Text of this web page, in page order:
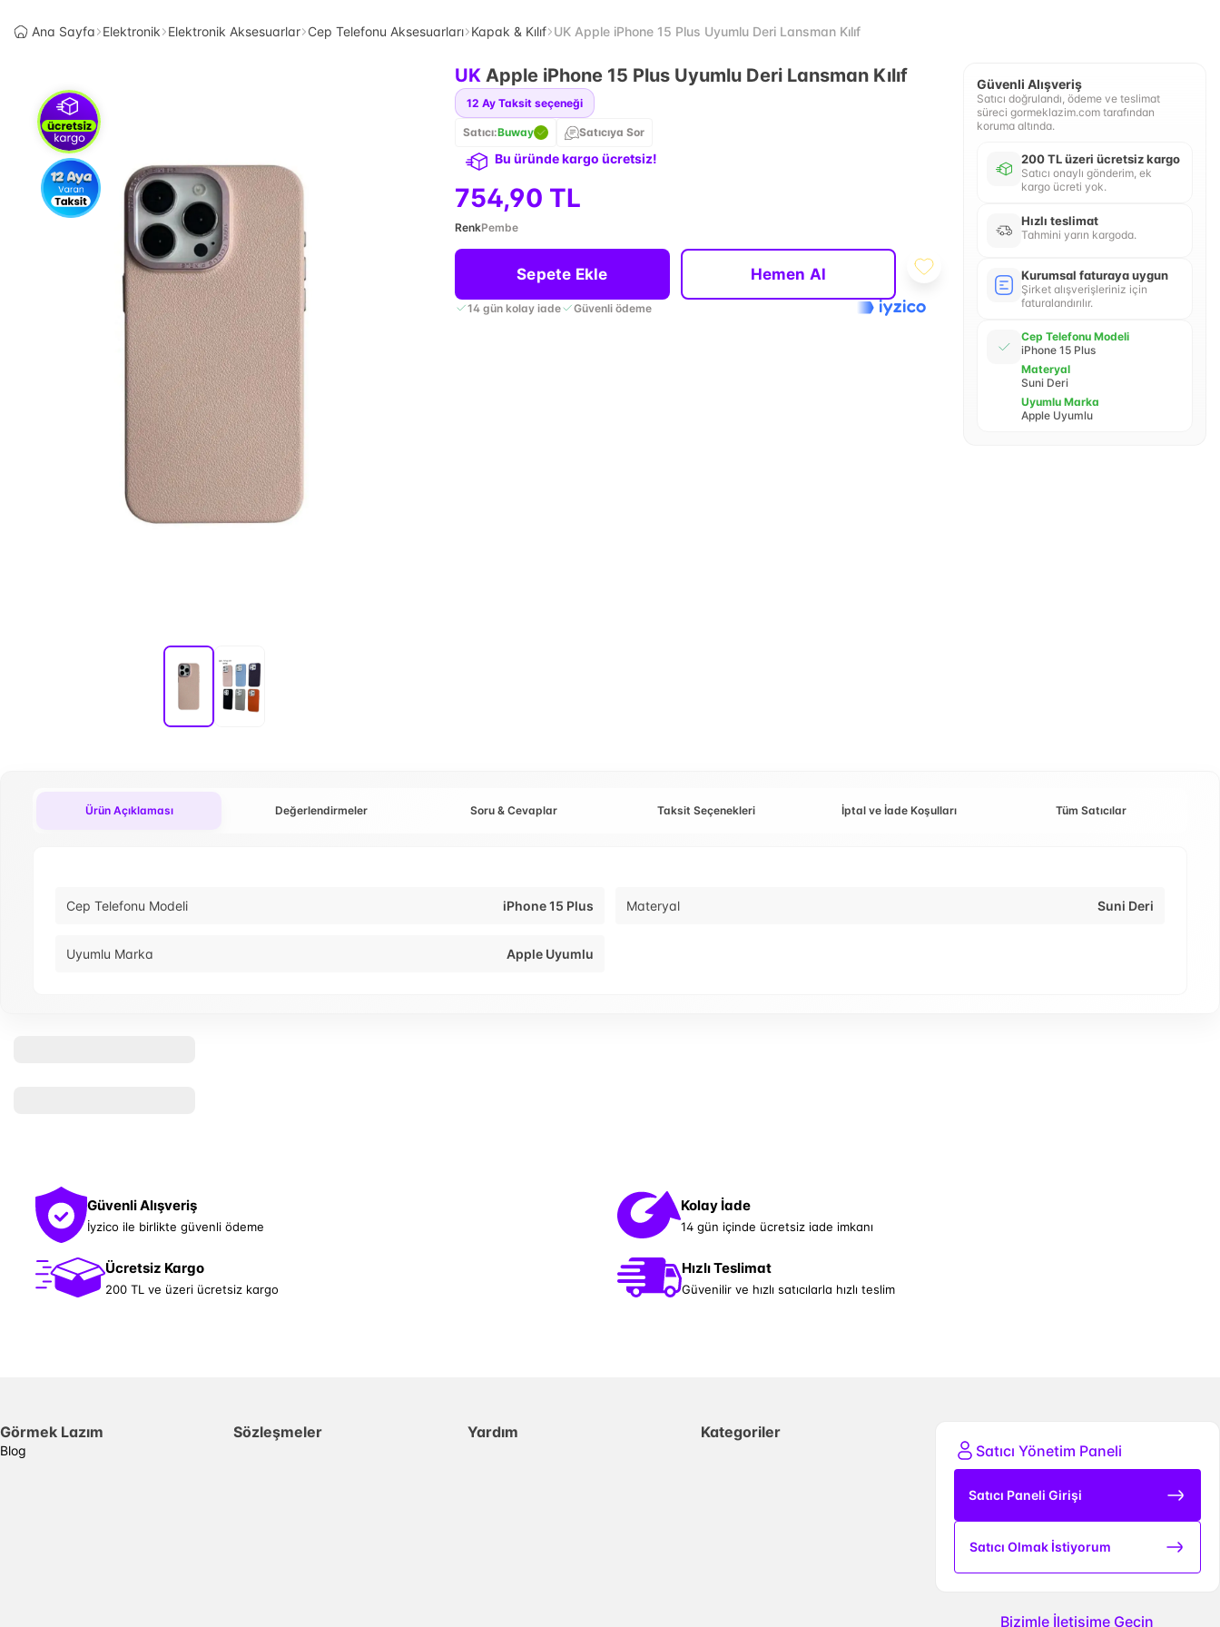
Ana Sayfa Elektronik Elektronik Aksesuarlar Cep Telefonu Aksesuarları Kapak & Kılıf UK Apple iPhone 15 Plus Uyumlu Deri Lansman Kılıf
UK Apple iPhone 15 Plus Uyumlu Deri Lansman Kılıf
12 Ay Taksit seçeneği
Satıcı:Buway Satıcıya Sor
Bu üründe kargo ücretsiz!
754,90 TL
RenkPembe
Sepete Ekle Hemen Al
14 gün kolay iade Güvenli ödeme
Güvenli Alışveriş
Satıcı doğrulandı, ödeme ve teslimat
süreci gormeklazim.com tarafından
koruma altında.
200 TL üzeri ücretsiz kargo
Satıcı onaylı gönderim, ek
kargo ücreti yok.
Hızlı teslimat
Tahmini yarın kargoda.
Kurumsal faturaya uygun
Şirket alışverişleriniz için
faturalandırılır.
Cep Telefonu Modeli
iPhone 15 Plus
Materyal
Suni Deri
Uyumlu Marka
Apple Uyumlu
Ürün Açıklaması Değerlendirmeler Soru & Cevaplar Taksit Seçenekleri İptal ve İade Koşulları Tüm Satıcılar
Cep Telefonu Modeli iPhone 15 Plus Materyal Suni Deri
Uyumlu Marka Apple Uyumlu
Güvenli Alışveriş
İyzico ile birlikte güvenli ödeme
Kolay İade
14 gün içinde ücretsiz iade imkanı
Ücretsiz Kargo
200 TL ve üzeri ücretsiz kargo
Hızlı Teslimat
Güvenilir ve hızlı satıcılarla hızlı teslim
Görmek Lazım
Blog
Sözleşmeler Yardım
Kategoriler
Satıcı Yönetim Paneli
Satıcı Paneli Girişi
Satıcı Olmak İstiyorum
Bizimle İletişime Geçin